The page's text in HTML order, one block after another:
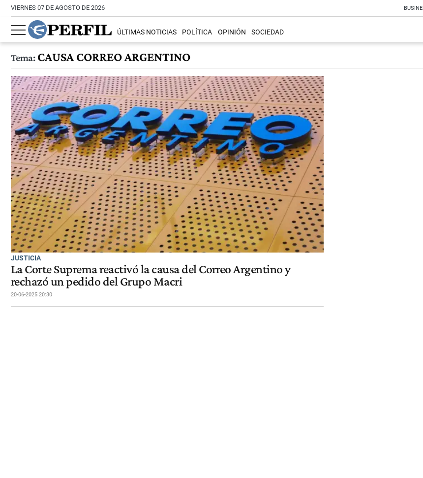
VIERNES 07 DE AGOSTO DE 2026
ÚLTIMAS NOTICIAS POLÍTICA OPINIÓN SOCIEDAD
Tema:CAUSA CORREO ARGENTINO
JUSTICIA
La Corte Suprema reactivó la causa del Correo Argentino y
rechazó un pedido del Grupo Macri
20-06-2025 20:30